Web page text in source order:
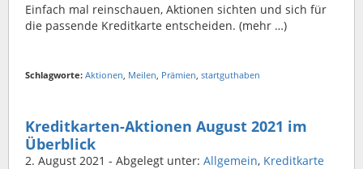
Einfach mal reinschauen, Aktionen sichten und sich für
die passende Kreditkarte entscheiden. (mehr …)
Schlagworte: Aktionen Meilen Prämien startguthaben
Kreditkarten-Aktionen August 2021 im
Überblick
2. August 2021 - Abgelegt unter: Allgemein, Kreditkarte